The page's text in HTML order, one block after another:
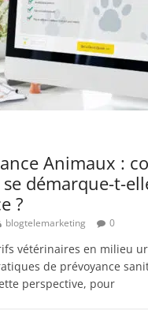
Animaux :
se démarque-t-
?
blogtelemarketing 0
vétérinaires en milieu
de prévoyance
perspective, pour